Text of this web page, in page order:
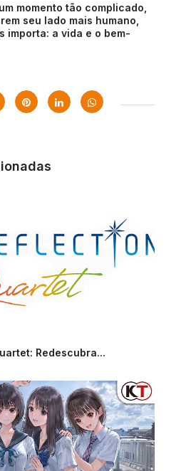
momento tão complicado,
seu lado mais humano,
importa: a vida e o bem-
Redescubra...